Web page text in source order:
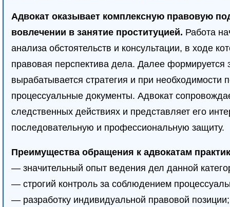
Адвокат оказывает комплексную правовую
вовлечении в занятие проституцией. Работа
анализа обстоятельств и консультации, в ходе
правовая перспектива дела. Далее формируется
вырабатывается стратегия и при необходимости
процессуальные документы. Адвокат
следственных действиях и представляет его
последовательную и профессиональную защиту.
Преимущества обращения к адвокатам
— значительный опыт ведения дел данной
— строгий контроль за соблюдением
— разработку индивидуальной правовой позиции;